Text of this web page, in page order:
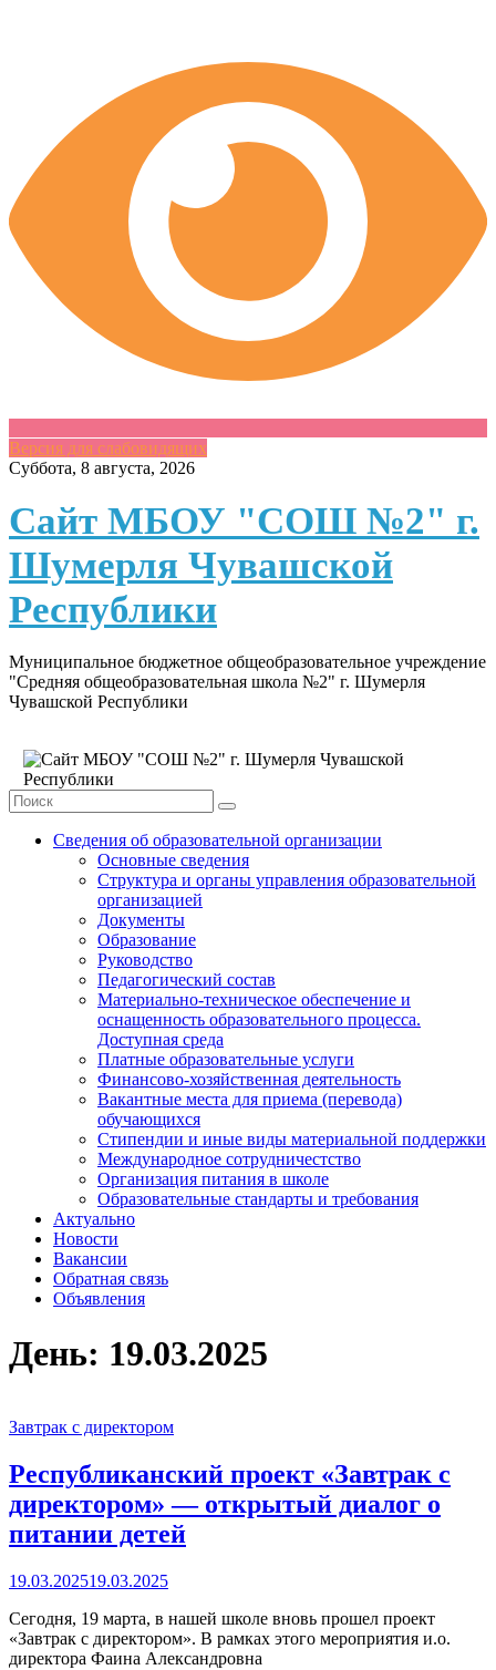
Версия для слабовидящих
Skip
content
Суббота, 8 августа, 2026
Сайт МБОУ "СОШ №2" г.
Шумерля Чувашской
Республики
Муниципальное бюджетное общеобразовательное учреждение
"Средняя общеобразовательная школа №2" г. Шумерля
Чувашской Республики
Сведения об образовательной организации
Основные сведения
Структура и органы управления образовательной
организацией
Документы
Образование
Руководство
Педагогический состав
Материально-техническое обеспечение и
оснащенность образовательного процесса.
Доступная среда
Платные образовательные услуги
Финансово-хозяйственная деятельность
Вакантные места для приема (перевода)
обучающихся
Стипендии и иные виды материальной поддержки
Международное сотрудничестство
Организация питания в школе
Образовательные стандарты и требования
Актуально
Новости
Вакансии
Обратная связь
Объявления
День: 19.03.2025
Завтрак с директором
Республиканский проект «Завтрак с
директором» — открытый диалог о
питании детей
19.03.202519.03.2025
Сегодня, 19 марта, в нашей школе вновь прошел проект
«Завтрак с директором». В рамках этого мероприятия и.о.
директора Фаина Александровна